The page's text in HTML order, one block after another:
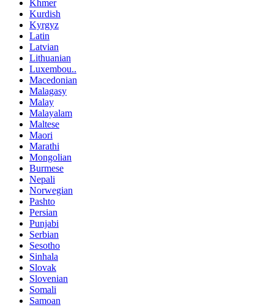
Khmer
Kurdish
Kyrgyz
Latin
Latvian
Lithuanian
Luxembou..
Macedonian
Malagasy
Malay
Malayalam
Maltese
Maori
Marathi
Mongolian
Burmese
Nepali
Norwegian
Pashto
Persian
Punjabi
Serbian
Sesotho
Sinhala
Slovak
Slovenian
Somali
Samoan